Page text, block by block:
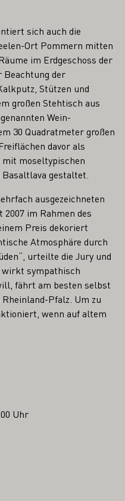
sich auch die
Ort Pommern mitten
im Erdgeschoss der
Beachtung der
Stützen und
großen Stehtisch aus
Wein-
30 Quadratmeter großen
davor als
moseltypischen
gestaltet.
ausgezeichneten
im Rahmen des
Preis dekoriert
Atmosphäre durch
urteilte die Jury und
wirkt sympathisch
fährt am besten selbst
Pfalz. Um zu
wenn auf altem
Uhr